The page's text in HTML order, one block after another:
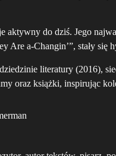
aktywny do dziś. Jego
Are a-Changin’”, stały się
literatury (2016),
oraz książki, inspirując